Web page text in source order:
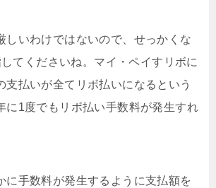
しいわけではないので、せっかくな
てくださいね。マイ・ペイすリボに
支払いが全てリボ払いになるという
に1度でもリボ払い手数料が発生すれ
に手数料が発生するように支払額を